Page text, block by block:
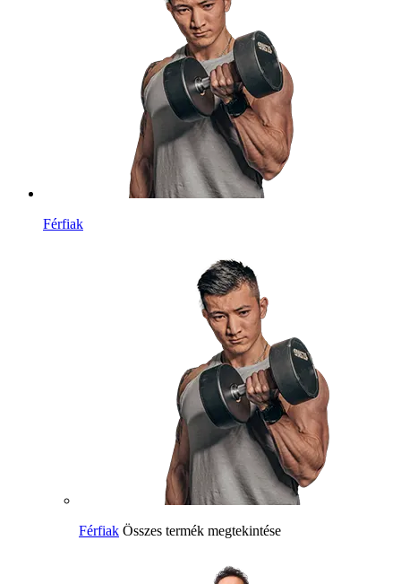
Férfiak
Férfiak Összes termék megtekintése